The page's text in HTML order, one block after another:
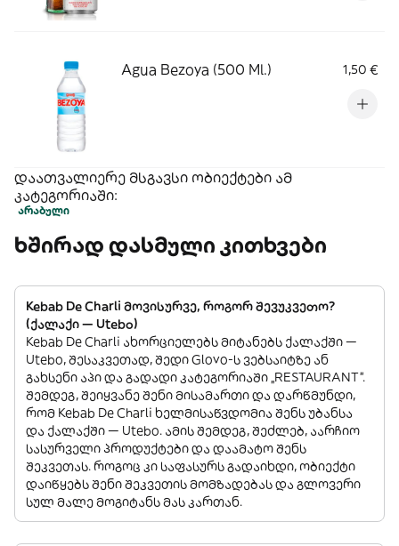
Agua Bezoya (500 Ml.) 1,50 €
დაათვალიერე მსგავსი ობიექტები ამ
კატეგორიაში:
არაბული
ხშირად დასმული კითხვები
Kebab De Charli მოვისურვე, როგორ შევუკვეთო?
(ქალაქი — Utebo)
Kebab De Charli ახორციელებს მიტანებს ქალაქში —
Utebo, შესაკვეთად, შედი Glovo-ს ვებსაიტზე ან
გახსენი აპი და გადადი კატეგორიაში „RESTAURANT”.
შემდეგ, შეიყვანე შენი მისამართი და დარწმუნდი,
რომ Kebab De Charli ხელმისაწვდომია შენს უბანსა
და ქალაქში — Utebo. ამის შემდეგ, შეძლებ, აარჩიო
სასურველი პროდუქტები და დაამატო შენს
შეკვეთას. როგოც კი საფასურს გადაიხდი, ობიექტი
დაიწყებს შენი შეკვეთის მომზადებას და გლოვერი
სულ მალე მოგიტანს მას კართან.